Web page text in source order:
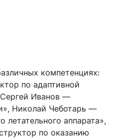
компетенциях:
по адаптивной
Сергей Иванов —
Николай Чеботарь —
летательного аппарата»,
по оказанию